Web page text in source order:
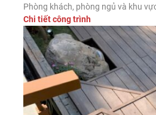
Phòng khách, phòng ngủ và khu
thi công: Sàn Đẹp Ưu điểm của sàn
Teka A05 Ngoài vẻ đẹp nổi […]
Chi tiết công trình